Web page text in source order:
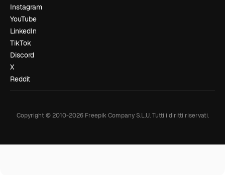
Instagram
YouTube
LinkedIn
TikTok
Discord
X
Reddit
Copyright © 2010-2026Freepik Company S.L.U. Tutti i diritti riservati.